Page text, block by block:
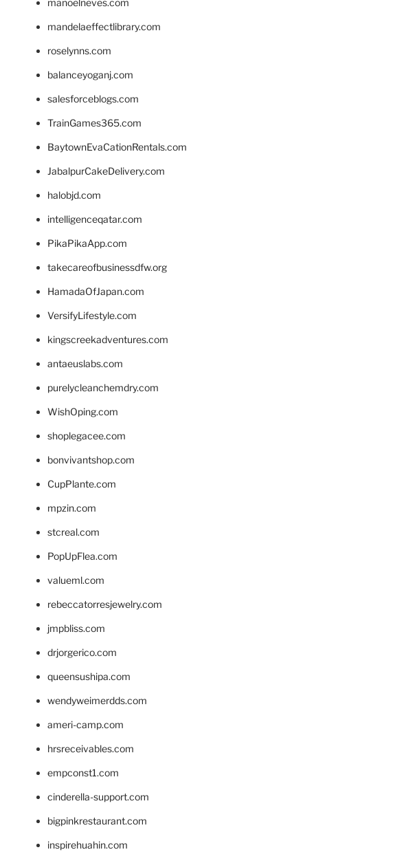
manoelneves.com
mandelaeffectlibrary.com
roselynns.com
balanceyoganj.com
salesforceblogs.com
TrainGames365.com
BaytownEvaCationRentals.com
JabalpurCakeDelivery.com
halobjd.com
intelligenceqatar.com
PikaPikaApp.com
takecareofbusinessdfw.org
HamadaOfJapan.com
VersifyLifestyle.com
kingscreekadventures.com
antaeuslabs.com
purelycleanchemdry.com
WishOping.com
shoplegacee.com
bonvivantshop.com
CupPlante.com
mpzin.com
stcreal.com
PopUpFlea.com
valueml.com
rebeccatorresjewelry.com
jmpbliss.com
drjorgerico.com
queensushipa.com
wendyweimerdds.com
ameri-camp.com
hrsreceivables.com
empconst1.com
cinderella-support.com
bigpinkrestaurant.com
inspirehuahin.com